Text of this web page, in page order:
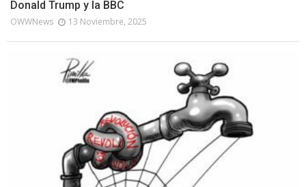
Donald Trump y la BBC
OWWNews 13 Noviembre, 2025